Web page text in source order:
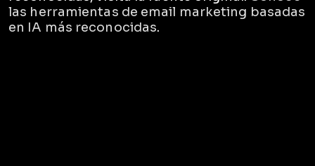
las herramientas de email marketing basadas
en IA más reconocidas.